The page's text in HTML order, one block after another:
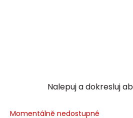
Nalepuj a dokresluj
Momentálně nedostupné